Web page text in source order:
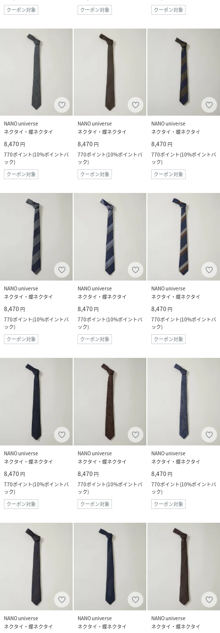
クーポン対象
クーポン対象
クーポン対象
NANO universe
ネクタイ・蝶ネクタイ
8,470 円
770ポイント(10%ポイントバ
ック)
クーポン対象
NANO universe
ネクタイ・蝶ネクタイ
8,470 円
770ポイント(10%ポイントバ
ック)
クーポン対象
NANO universe
ネクタイ・蝶ネクタイ
8,470 円
770ポイント(10%ポイントバ
ック)
クーポン対象
NANO universe
ネクタイ・蝶ネクタイ
8,470 円
770ポイント(10%ポイントバ
ック)
クーポン対象
NANO universe
ネクタイ・蝶ネクタイ
8,470 円
770ポイント(10%ポイントバ
ック)
クーポン対象
NANO universe
ネクタイ・蝶ネクタイ
8,470 円
770ポイント(10%ポイントバ
ック)
クーポン対象
NANO universe
ネクタイ・蝶ネクタイ
8,470 円
770ポイント(10%ポイントバ
ック)
クーポン対象
NANO universe
ネクタイ・蝶ネクタイ
8,470 円
770ポイント(10%ポイントバ
ック)
クーポン対象
NANO universe
ネクタイ・蝶ネクタイ
8,470 円
770ポイント(10%ポイントバ
ック)
クーポン対象
NANO universe
ネクタイ・蝶ネクタイ
NANO universe
ネクタイ・蝶ネクタイ
NANO universe
ネクタイ・蝶ネクタイ